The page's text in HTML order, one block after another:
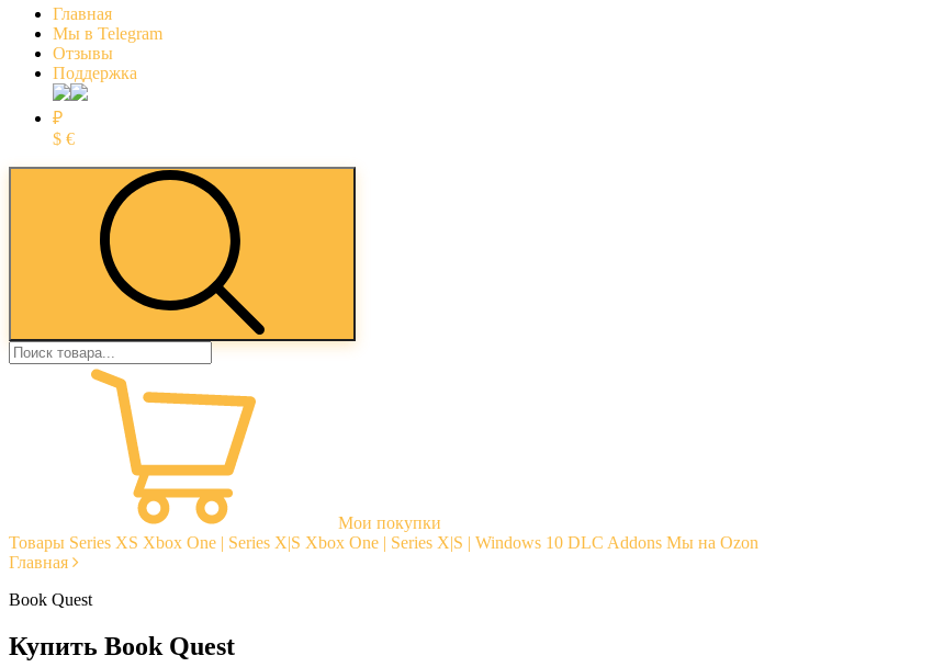
Главная
Мы в Telegram
Отзывы
Поддержка
₽
$ €
Мои покупки
Товары Series XS Xbox One | Series X|S Xbox One | Series X|S | Windows 10 DLC Addons Мы на Ozon
Главная
Book Quest
Купить Book Quest